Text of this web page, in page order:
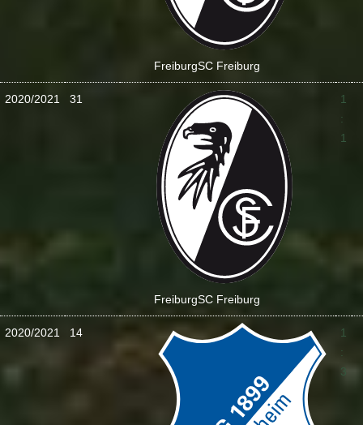
FreiburgSC Freiburg
2020/2021 31
FreiburgSC Freiburg
1
:
1
2020/2021 14
1
:
3